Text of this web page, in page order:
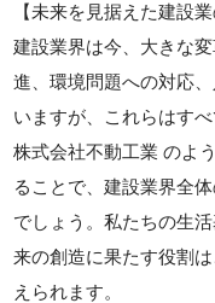
【未来を見据えた建設業
建設業界は今、大きな
進、環境問題への対応
いますが、これらはす
株式会社不動工業 のよ
ることで、建設業界全
でしょう。私たちの生
来の創造に果たす役割
えられます。